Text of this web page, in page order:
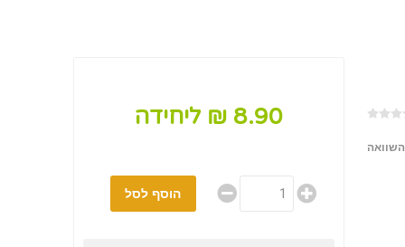
8.90 ₪ ליחידה